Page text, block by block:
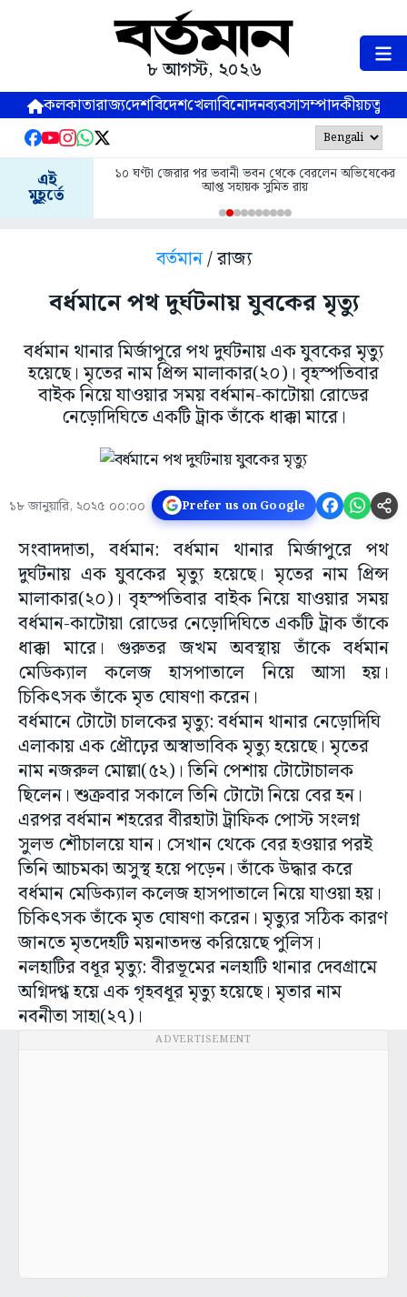
৮ আগস্ট, ২০২৬
কলকাতারাজ্যদেশবিদেশখেলাবিনোদনব্যবসাসম্পাদকীয়
এই
মুহূর্তে
১০ ঘণ্টা জেরার পর ভবানী ভবন থেকে বেরলেন অভিষেকের
আপ্ত সহায়ক সুমিত রায়
বর্তমান/ রাজ্য
বর্ধমানে পথ দুর্ঘটনায় যুবকের মৃত্যু
বর্ধমান থানার মির্জাপুরে পথ দুর্ঘটনায় এক যুবকের মৃত্যু
হয়েছে। মৃতের নাম প্রিন্স মালাকার(২০)। বৃহস্পতিবার
বাইক নিয়ে যাওয়ার সময় বর্ধমান-কাটোয়া রোডের
নেড়োদিঘিতে একটি ট্রাক তাঁকে ধাক্কা মারে।
১৮ জানুয়ারি, ২০২৫ ০০:০০ Prefer us on Google
সংবাদদাতা, বর্ধমান: বর্ধমান থানার মির্জাপুরে পথ
দুর্ঘটনায় এক যুবকের মৃত্যু হয়েছে। মৃতের নাম প্রিন্স
মালাকার(২০)। বৃহস্পতিবার বাইক নিয়ে যাওয়ার সময়
বর্ধমান-কাটোয়া রোডের নেড়োদিঘিতে একটি ট্রাক তাঁকে
ধাক্কা মারে। গুরুতর জখম অবস্থায় তাঁকে বর্ধমান
মেডিক্যাল কলেজ হাসপাতালে নিয়ে আসা হয়।
চিকিৎসক তাঁকে মৃত ঘোষণা করেন।
বর্ধমানে টোটো চালকের মৃত্যু: বর্ধমান থানার নেড়োদিঘি
এলাকায় এক প্রৌঢ়ের অস্বাভাবিক মৃত্যু হয়েছে। মৃতের
নাম নজরুল মোল্লা(৫২)। তিনি পেশায় টোটোচালক
ছিলেন। শুক্রবার সকালে তিনি টোটো নিয়ে বের হন।
এরপর বর্ধমান শহরের বীরহাটা ট্রাফিক পোস্ট সংলগ্ন
সুলভ শৌচালয়ে যান। সেখান থেকে বের হওয়ার পরই
তিনি আচমকা অসুস্থ হয়ে পড়েন। তাঁকে উদ্ধার করে
বর্ধমান মেডিক্যাল কলেজ হাসপাতালে নিয়ে যাওয়া হয়।
চিকিৎসক তাঁকে মৃত ঘোষণা করেন। মৃত্যুর সঠিক কারণ
জানতে মৃতদেহটি ময়নাতদন্ত করিয়েছে পুলিস।
নলহাটির বধূর মৃত্যু: বীরভূমের নলহাটি থানার দেবগ্রামে
অগ্নিদগ্ধ হয়ে এক গৃহবধূর মৃত্যু হয়েছে। মৃতার নাম
নবনীতা সাহা(২৭)।
ADVERTISEMENT